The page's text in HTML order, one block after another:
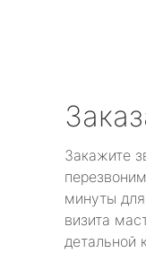
Закажите
минуты
визита
детальной